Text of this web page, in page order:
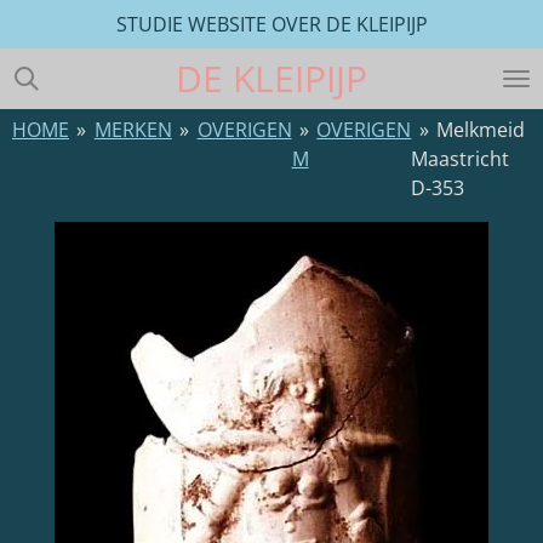
direct
naar
de
hoofdinhoud
DE KLEIPIJP
STUDIE WEBSITE OVER DE KLEIPIJP
HOME » MERKEN » OVERIGEN » OVERIGEN
M
» Melkmeid
Maastricht
D-353